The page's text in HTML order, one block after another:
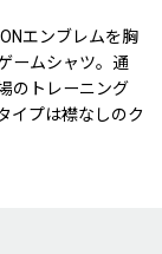
エンブレムを胸
ームシャツ。通
のトレーニング
イプは襟なしのク